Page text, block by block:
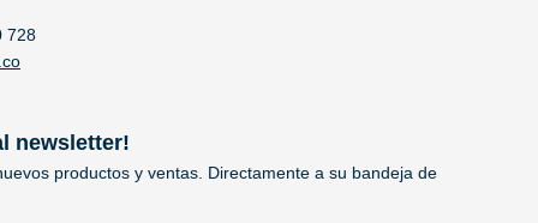
728
newsletter!
productos y ventas. Directamente a su bandeja de